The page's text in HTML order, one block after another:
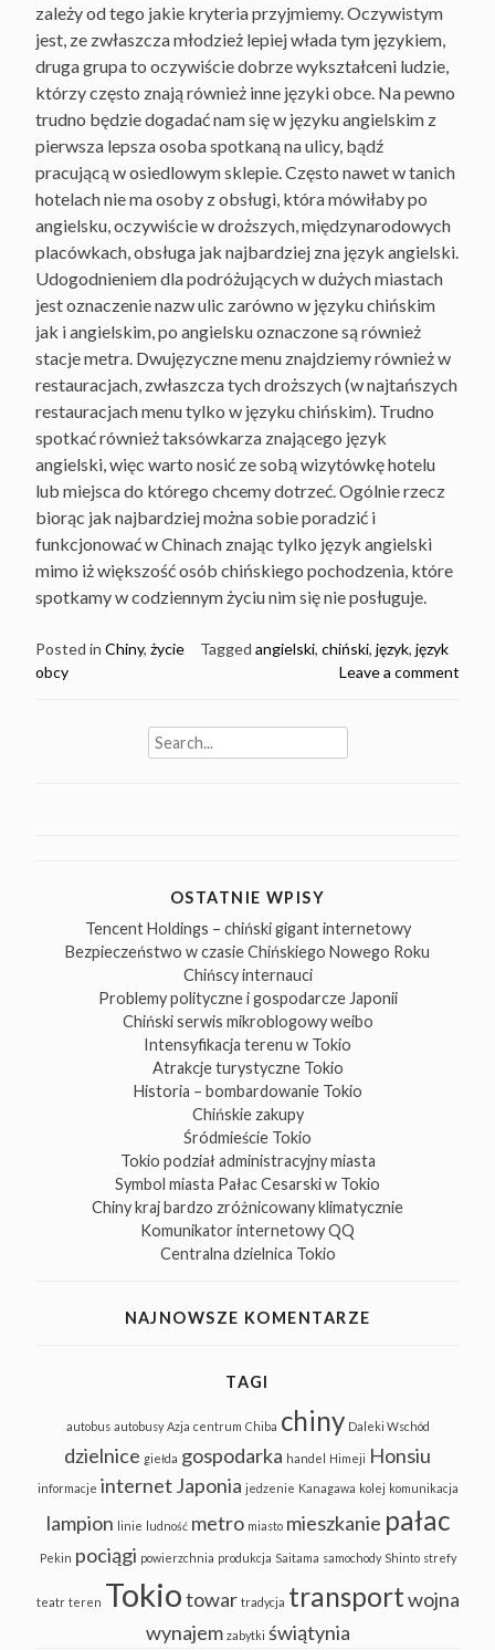
zależy od tego jakie kryteria przyjmiemy. Oczywistym
jest, ze zwłaszcza młodzież lepiej włada tym językiem,
druga grupa to oczywiście dobrze wykształceni ludzie,
którzy często znają również inne języki obce. Na pewno
trudno będzie dogadać nam się w języku angielskim z
pierwsza lepsza osoba spotkaną na ulicy, bądź
pracującą w osiedlowym sklepie. Często nawet w tanich
hotelach nie ma osoby z obsługi, która mówiłaby po
angielsku, oczywiście w droższych, międzynarodowych
placówkach, obsługa jak najbardziej zna język angielski.
Udogodnieniem dla podróżujących w dużych miastach
jest oznaczenie nazw ulic zarówno w języku chińskim
jak i angielskim, po angielsku oznaczone są również
stacje metra. Dwujęzyczne menu znajdziemy również w
restauracjach, zwłaszcza tych droższych (w najtańszych
restauracjach menu tylko w języku chińskim). Trudno
spotkać również taksówkarza znającego język
angielski, więc warto nosić ze sobą wizytówkę hotelu
lub miejsca do którego chcemy dotrzeć. Ogólnie rzecz
biorąc jak najbardziej można sobie poradzić i
funkcjonować w Chinach znając tylko język angielski
mimo iż większość osób chińskiego pochodzenia, które
spotkamy w codziennym życiu nim się nie posługuje.
Posted in Chiny, życie Tagged angielski, chiński, język, język
obcy
Leave a comment
Search
for:
OSTATNIE WPISY
Tencent Holdings – chiński gigant internetowy
Bezpieczeństwo w czasie Chińskiego Nowego Roku
Chińscy internauci
Problemy polityczne i gospodarcze Japonii
Chiński serwis mikroblogowy weibo
Intensyfikacja terenu w Tokio
Atrakcje turystyczne Tokio
Historia – bombardowanie Tokio
Chińskie zakupy
Śródmieście Tokio
Tokio podział administracyjny miasta
Symbol miasta Pałac Cesarski w Tokio
Chiny kraj bardzo zróżnicowany klimatycznie
Komunikator internetowy QQ
Centralna dzielnica Tokio
NAJNOWSZE KOMENTARZE
TAGI
autobus autobusy Azja centrum Chiba chiny Daleki Wschód
dzielnice giełda gospodarka handel Himeji Honsiu
informacje internet Japonia jedzenie Kanagawa kolej komunikacja
lampion linie ludność metro miasto mieszkanie pałac
Pekin pociągi powierzchnia produkcja Saitama samochody Shinto strefy
teatr teren Tokiotowar tradycja transportwojna
wynajem zabytki świątynia